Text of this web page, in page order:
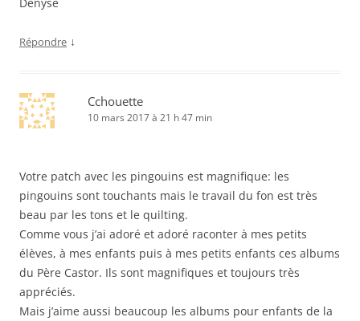
Répondre ↓
Cchouette
10 mars 2017 à 21 h 47 min
Votre patch avec les pingouins est magnifique: les
pingouins sont touchants mais le travail du fon est très
beau par les tons et le quilting.
Comme vous j’ai adoré et adoré raconter à mes petits
élèves, à mes enfants puis à mes petits enfants ces albums
du Père Castor. Ils sont magnifiques et toujours très
appréciés.
Mais j’aime aussi beaucoup les albums pour enfants de la